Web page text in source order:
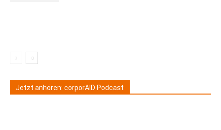
Jetzt anhören: corporAID Podcast